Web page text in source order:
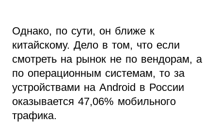
Однако, по сути, он ближе к
китайскому. Дело в том, что если
смотреть на рынок не по вендорам, а
по операционным системам, то за
устройствами на Android в России
оказывается 47,06% мобильного
трафика.